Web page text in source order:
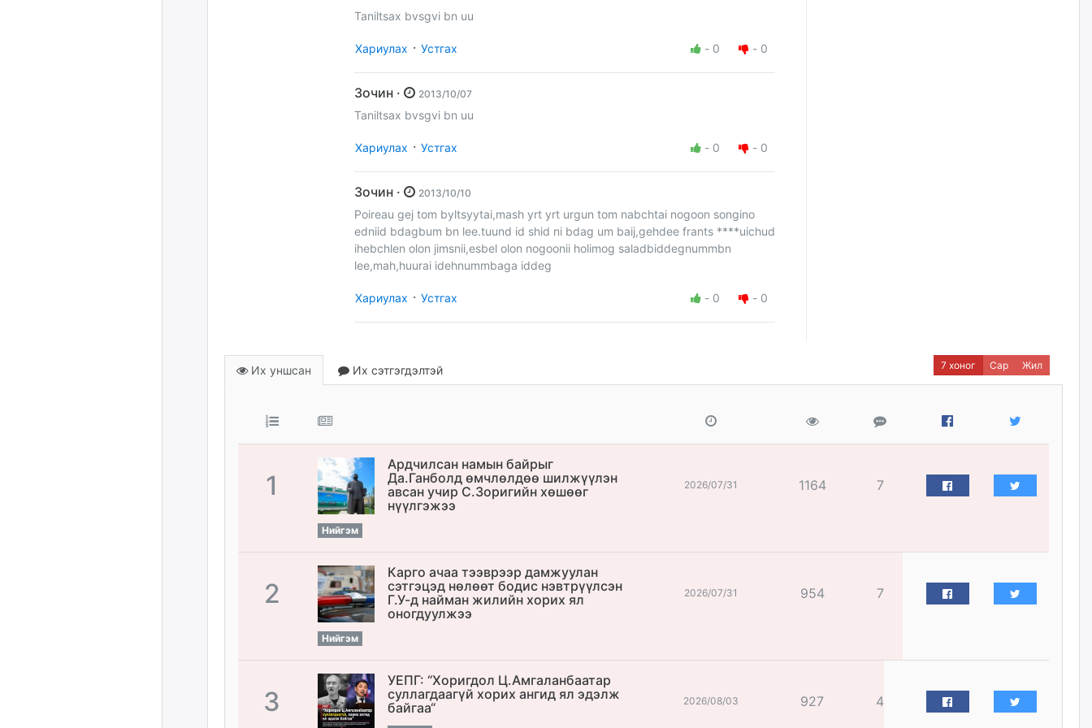
Taniltsax bvsgvi bn uu
Хариулах · Устгах - 0 - 0
Зочин · 2013/10/07
Taniltsax bvsgvi bn uu
Хариулах · Устгах - 0 - 0
Зочин · 2013/10/10
Poireau gej tom byltsyytai,mash yrt yrt urgun tom nabchtai nogoon songino
edniid bdagbum bn lee.tuund id shid ni bdag um baij,gehdee frants ****uichud
ihebchlen olon jimsnii,esbel olon nogoonii holimog saladbiddegnummbn
lee,mah,huurai idehnummbaga iddeg
Хариулах · Устгах - 0 - 0
өчигдѳр
орлон гүйцэтгэгч
манаачтайгаа бүлэглэн
эзэмшлийнх нь дансаар заал,
зогсоож, хурал, чуулганыг
болтлоо тэнэгэрчихсэн гэж үү?
Их уншсан Их сэтгэгдэлтэй 7 хоног Сар Жил
1
Ардчилсан намын байрыг
Да.Ганболд өмчлөлдөө шилжүүлэн
авсан учир С.Зоригийн хөшөөг
нүүлгэжээ
Нийгэм
2026/07/31 1164 7
2
Карго ачаа тээврээр дамжуулан
сэтгэцэд нөлөөт бодис нэвтрүүлсэн
Г.У-д найман жилийн хорих ял
оногдуулжээ
Нийгэм
2026/07/31 954 7
3
УЕПГ: “Хоригдол Ц.Амгаланбаатар
cуллагдаагүй хорих ангид ял эдэлж
байгаа“
2026/08/03 927 4